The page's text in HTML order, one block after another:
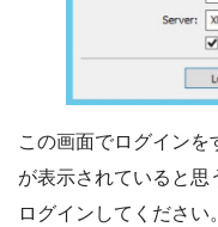
この画面でログイン
が表示されていると思
ログインしてください。